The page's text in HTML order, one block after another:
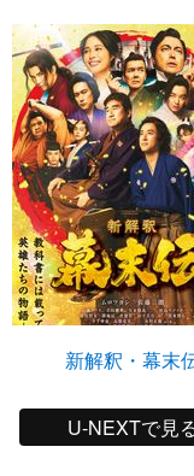
新解釈・幕末
U-NEXTで見